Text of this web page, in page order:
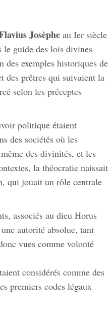
Josèphe au Ier siècle
le guide des lois divines
des exemples historiques de
des prêtres qui suivaient la
selon les préceptes
politique étaient
des sociétés où les
des divinités, et les
la théocratie naissait
qui jouait un rôle centrale
associés au dieu Horus
autorité absolue, tant
vues comme volonté
considérés comme des
premiers codes légaux